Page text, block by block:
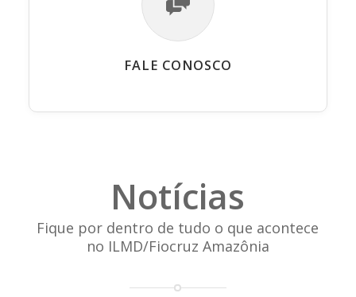
FALE CONOSCO
Notícias
Fique por dentro de tudo o que acontece
no ILMD/Fiocruz Amazônia